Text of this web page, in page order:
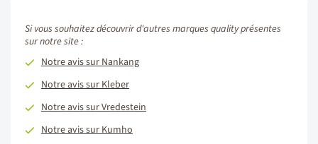
Si vous souhaitez découvrir d'autres marques quality présentes
sur notre site :
Notre avis sur Nankang
Notre avis sur Kleber
Notre avis sur Vredestein
Notre avis sur Kumho